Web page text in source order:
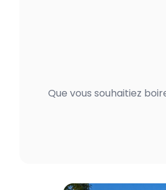
Que vous souhaitiez